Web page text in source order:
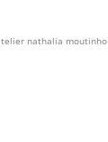
nathalia moutinho